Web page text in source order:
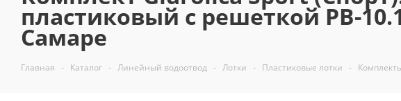
пластиковый с решеткой РВ-
Самаре
Главная - Каталог - Линейный водоотвод - Лотки - Пластиковые лотки -